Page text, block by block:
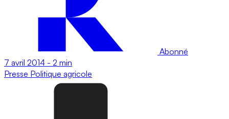
Abonné
7 avril 2014 - 2 min
Presse Politique agricole